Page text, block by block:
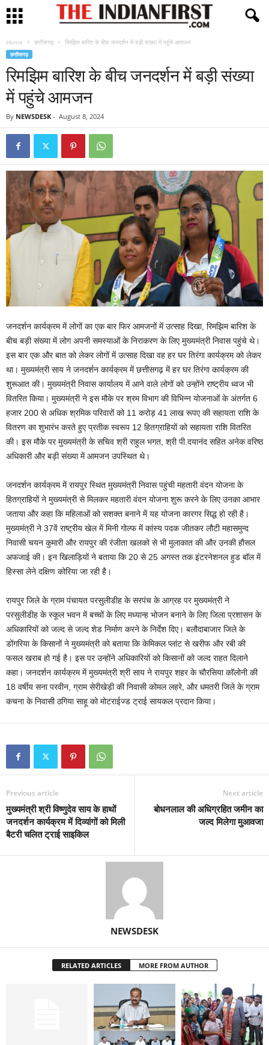
Home छत्तीसगढ़ रिमझिम बारिश के बीच जनदर्शन में बड़ी संख्या में पहुंचे आमजन
छत्तीसगढ़
रिमझिम बारिश के बीच जनदर्शन में बड़ी संख्या
में पहुंचे आमजन
By NEWSDESK - August 8, 2024
जनदर्शन कार्यक्रम में लोगों का एक बार फिर आमजनों में उत्साह दिखा, रिमझिम बारिश के
बीच बड़ी संख्या में लोग अपनी समस्याओं के निराकरण के लिए मुख्यमंत्री निवास पहुंचे थे।
इस बार एक और बात को लेकर लोगों में उत्साह दिखा वह हर घर तिरंगा कार्यक्रम को लेकर
था। मुख्यमंत्री साय ने जनदर्शन कार्यक्रम में छत्तीसगढ़ में हर घर तिरंगा कार्यक्रम की
शुरूआत की। मुख्यमंत्री निवास कार्यालय में आने वाले लोगों को उन्होंने राष्ट्रीय ध्वज भी
वितरित किया। मुख्यमंत्री ने इस मौके पर श्रम विभाग की विभिन्न योजनाओं के अंतर्गत 6
हजार 200 से अधिक श्रमिक परिवारों को 11 करोड़ 41 लाख रूपए की सहायता राशि के
वितरण का शुभारंभ करते हुए प्रतीक स्वरूप 12 हितग्राहियों को सहायता राशि वितरित
की। इस मौके पर मुख्यमंत्री के सचिव श्री राहुल भगत, श्री पी.दयानंद सहित अनेक वरिष्ठ
अधिकारी और बड़ी संख्या में आमजन उपस्थित थे।
जनदर्शन कार्यक्रम में रायपुर स्थित मुख्यमंत्री निवास पहुंची महतारी वंदन योजना के
हितग्राहियों ने मुख्यमंत्री से मिलकर महतारी वंदन योजना शुरू करने के लिए उनका आभार
जताया और कहा कि महिलाओं को सशक्त बनाने में यह योजना कारगर सिद्ध हो रही है।
मुख्यमंत्री ने 37वें राष्ट्रीय खेल में मिनी गोल्फ में कांस्य पदक जीतकर लौटी महासमुन्द
निवासी चयन कुमारी और रायपुर की रंजीता खलको से भी मुलाकात की और उनकी हौसल
अफजाई की। इन खिलाड़ियों ने बताया कि 20 से 25 अगस्त तक इंटरनेशनल हुड बॉल में
हिस्सा लेने दक्षिण कोरिया जा रही है।
रायपुर जिले के ग्राम पंचायत परसुलीडीह के सरपंच के आग्रह पर मुख्यमंत्री ने
परसुलीडीह के स्कूल भवन में बच्चों के लिए मध्यान्ह भोजन बनाने के लिए जिला प्रशासन के
अधिकारियों को जल्द से जल्द शेड निर्माण करने के निर्देश दिए। बलौदाबाजार जिले के
डोंगरिया के किसानों ने मुख्यमंत्री को बताया कि केमिकल प्लांट से खरीफ और रबी की
फसल खराब हो गई है। इस पर उन्होंने अधिकारियों को किसानों को जल्द राहत दिलाने
कहा। जनदर्शन कार्यक्रम में मुख्यमंत्री श्री साय ने रायपुर शहर के चौरसिया कॉलोनी की
18 वर्षीय सना परवीन, ग्राम सेरीखेड़ी की निवासी कोमल लहरे, और धमतरी जिले के ग्राम
कचना के निवासी ठगिया साहू को मोटराईज्ड ट्राई सायकल प्रदान किया।
Previous article
मुख्यमंत्री श्री विष्णुदेव साय के हाथों
जनदर्शन कार्यक्रम में दिव्यांगों को मिली
बैटरी चलित ट्राई साइकिल
Next article
बोधनलाल की अधिग्रहित जमीन का
जल्द मिलेगा मुआवजा
NEWSDESK
RELATED ARTICLES MORE FROM AUTHOR